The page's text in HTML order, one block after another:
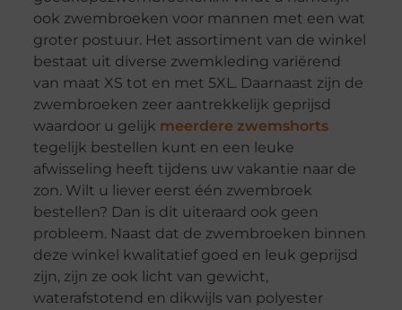
ook zwembroeken voor mannen met een wat
groter postuur. Het assortiment van de winkel
bestaat uit diverse zwemkleding variërend
van maat XS tot en met 5XL. Daarnaast zijn de
zwembroeken zeer aantrekkelijk geprijsd
waardoor u gelijk meerdere zwemshorts
tegelijk bestellen kunt en een leuke
afwisseling heeft tijdens uw vakantie naar de
zon. Wilt u liever eerst één zwembroek
bestellen? Dan is dit uiteraard ook geen
probleem. Naast dat de zwembroeken binnen
deze winkel kwalitatief goed en leuk geprijsd
zijn, zijn ze ook licht van gewicht,
waterafstotend en dikwijls van polyester